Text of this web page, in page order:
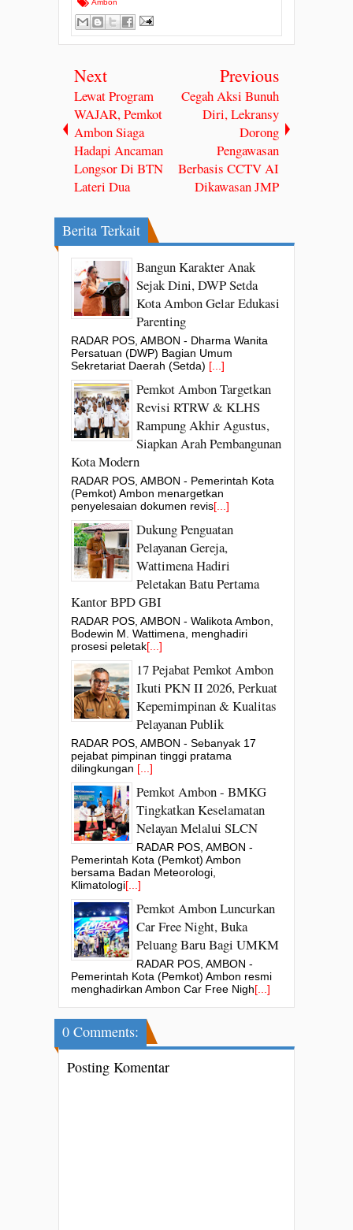
Next
Lewat Program
WAJAR, Pemkot
Ambon Siaga
Hadapi Ancaman
Longsor Di BTN
Lateri Dua
Previous
Cegah Aksi Bunuh
Diri, Lekransy
Dorong
Pengawasan
Berbasis CCTV AI
Dikawasan JMP
Berita Terkait
Bangun Karakter Anak
Sejak Dini, DWP Setda
Kota Ambon Gelar Edukasi
Parenting
RADAR POS, AMBON - Dharma Wanita
Persatuan (DWP) Bagian Umum
Sekretariat Daerah (Setda) [...]
Pemkot Ambon Targetkan
Revisi RTRW & KLHS
Rampung Akhir Agustus,
Siapkan Arah Pembangunan
Kota Modern
RADAR POS, AMBON - Pemerintah Kota
(Pemkot) Ambon menargetkan
penyelesaian dokumen revis[...]
Dukung Penguatan
Pelayanan Gereja,
Wattimena Hadiri
Peletakan Batu Pertama
Kantor BPD GBI
RADAR POS, AMBON - Walikota Ambon,
Bodewin M. Wattimena, menghadiri
prosesi peletak[...]
17 Pejabat Pemkot Ambon
Ikuti PKN II 2026, Perkuat
Kepemimpinan & Kualitas
Pelayanan Publik
RADAR POS, AMBON - Sebanyak 17
pejabat pimpinan tinggi pratama
dilingkungan [...]
Pemkot Ambon - BMKG
Tingkatkan Keselamatan
Nelayan Melalui SLCN
RADAR POS, AMBON -
Pemerintah Kota (Pemkot) Ambon
bersama Badan Meteorologi,
Klimatologi[...]
Pemkot Ambon Luncurkan
Car Free Night, Buka
Peluang Baru Bagi UMKM
RADAR POS, AMBON -
Pemerintah Kota (Pemkot) Ambon resmi
menghadirkan Ambon Car Free Nigh[...]
0 Comments:
Posting Komentar